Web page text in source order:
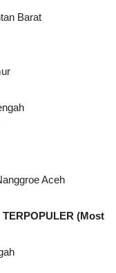
Barat
Aceh
(Most